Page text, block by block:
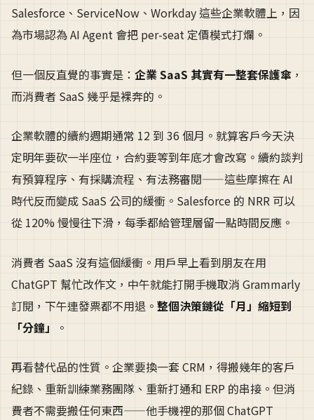
Salesforce、ServiceNow、Workday 這些企業軟體上，因
為市場認為 AI Agent 會把 per-seat 定價模式打爛。
但一個反直覺的事實是： 企業 SaaS 其實有一整套保護傘 ，
而消費者 SaaS 幾乎是裸奔的。
企業軟體的續約週期通常 12 到 36 個月。就算客戶今天決
定明年要砍一半座位，合約要等到年底才會改寫。續約談判
有預算程序、有採購流程、有法務審閱——這些摩擦在 AI
時代反而變成 SaaS 公司的緩衝。Salesforce 的 NRR 可以
從 120% 慢慢往下滑，每季都給管理層留一點時間反應。
消費者 SaaS 沒有這個緩衝。用戶早上看到朋友在用
ChatGPT 幫忙改作文，中午就能打開手機取消 Grammarly
訂閱，下午連發票都不用退。 整個決策鏈從「月」縮短到
「分鐘」
。
再看替代品的性質。企業要換一套 CRM，得搬幾年的客戶
紀錄、重新訓練業務團隊、重新打通和 ERP 的串接。但消
費者不需要搬任何東西——他手機裡的那個 ChatGPT